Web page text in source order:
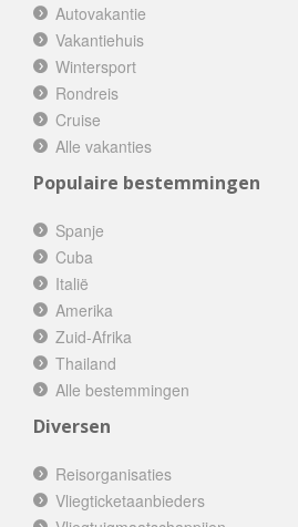
Autovakantie
Vakantiehuis
Wintersport
Rondreis
Cruise
Alle vakanties
Populaire bestemmingen
Spanje
Cuba
Italië
Amerika
Zuid-Afrika
Thailand
Alle bestemmingen
Diversen
Reisorganisaties
Vliegticketaanbieders